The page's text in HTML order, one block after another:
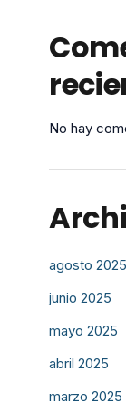
No hay
agosto 2025
junio 2025
mayo 2025
abril 2025
marzo 2025